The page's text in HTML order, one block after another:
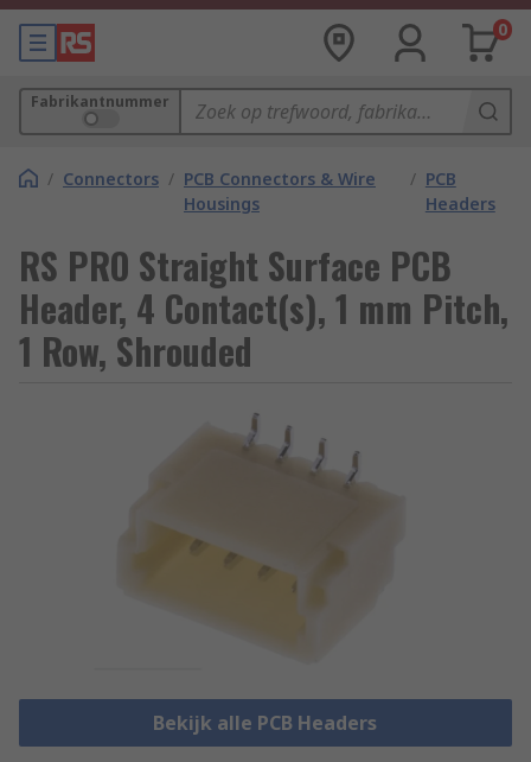
0
Fabrikantnummer
/ Connectors / PCB Connectors & Wire
Housings
/ PCB
Headers
RS PRO Straight Surface PCB
Header, 4 Contact(s), 1 mm Pitch,
1 Row, Shrouded
Bekijk alle PCB Headers